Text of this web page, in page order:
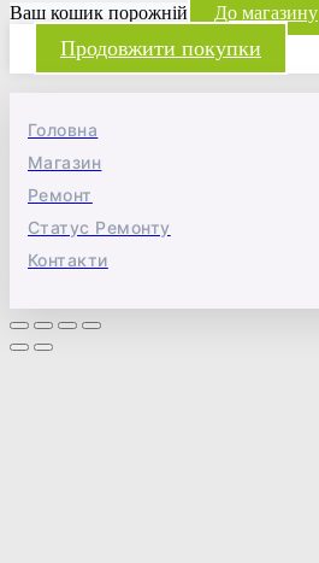
Ваш кошик порожній До магазину
Продовжити покупки
Головна
Магазин
Ремонт
Статус Ремонту
Контакти